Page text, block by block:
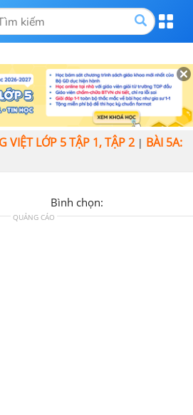
VIỆT LỚP 5 TẬP 1, TẬP 2 | BÀI 5A:
Bình chọn:
QUẢNG CÁO